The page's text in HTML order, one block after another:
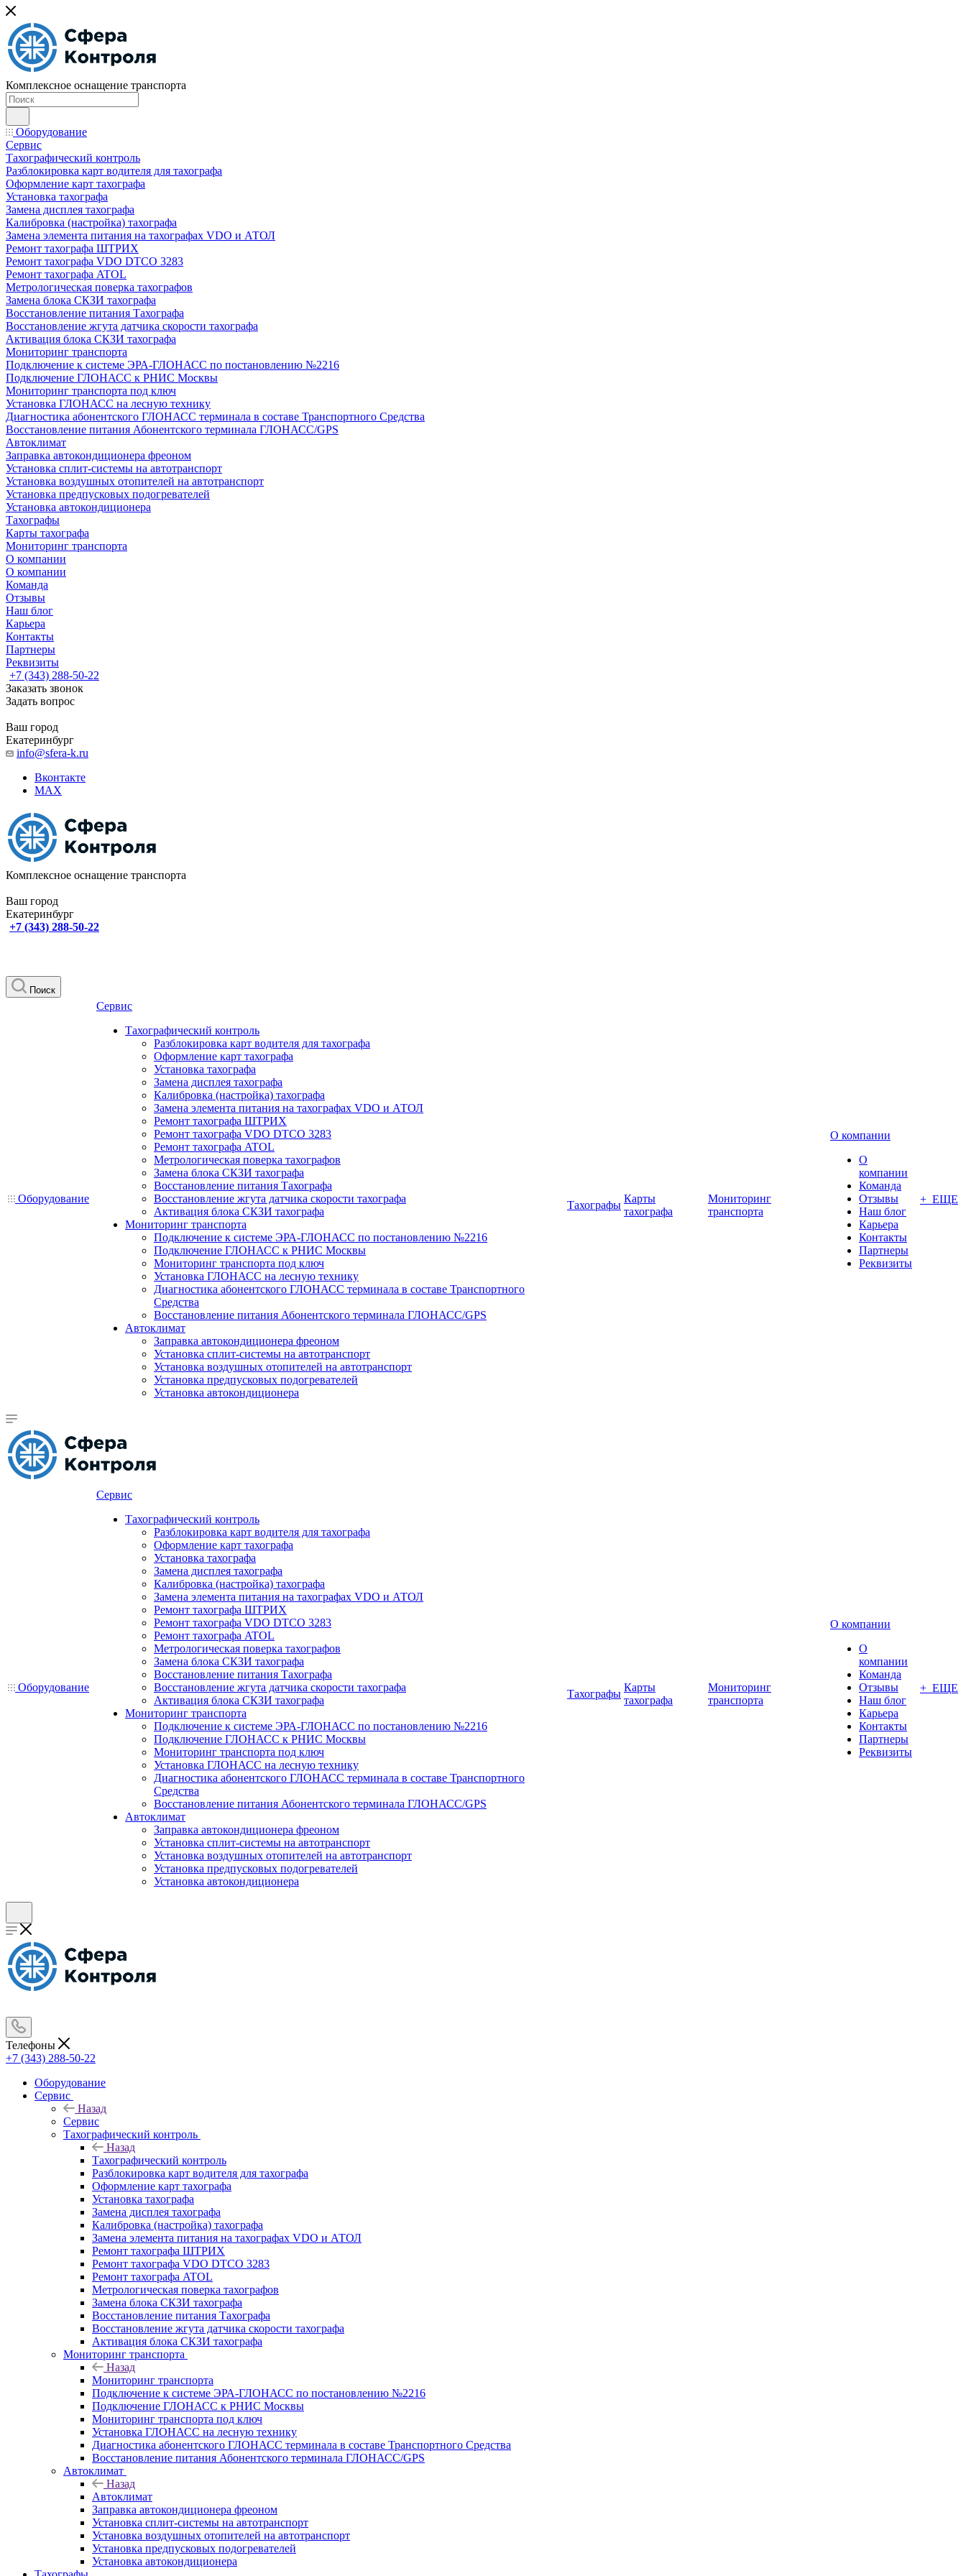
Комплексное оснащение транспорта
Оборудование
Сервис
Тахографический контроль
Разблокировка карт водителя для тахографа
Оформление карт тахографа
Установка тахографа
Замена дисплея тахографа
Калибровка (настройка) тахографа
Замена элемента питания на тахографах VDO и АТОЛ
Ремонт тахографа ШТРИХ
Ремонт тахографа VDO DTCO 3283
Ремонт тахографа ATOL
Метрологическая поверка тахографов
Замена блока СКЗИ тахографа
Восстановление питания Тахографа
Восстановление жгута датчика скорости тахографа
Активация блока СКЗИ тахографа
Мониторинг транспорта
Подключение к системе ЭРА-ГЛОНАСС по постановлению №2216
Подключение ГЛОНАСС к РНИС Москвы
Мониторинг транспорта под ключ
Установка ГЛОНАСС на лесную технику
Диагностика абонентского ГЛОНАСС терминала в составе Транспортного Средства
Восстановление питания Абонентского терминала ГЛОНАСС/GPS
Автоклимат
Заправка автокондиционера фреоном
Установка сплит-системы на автотранспорт
Установка воздушных отопителей на автотранспорт
Установка предпусковых подогревателей
Установка автокондиционера
Тахографы
Карты тахографа
Мониторинг транспорта
О компании
О компании
Команда
Отзывы
Наш блог
Карьера
Контакты
Партнеры
Реквизиты
+7 (343) 288-50-22
Заказать звонок
Задать вопрос
Ваш город
Екатеринбург
info@sfera-k.ru
Вконтакте
MAX
Комплексное оснащение транспорта
Ваш город
Екатеринбург
+7 (343) 288-50-22
Поиск
Оборудование
Сервис
Тахографический контроль
Разблокировка карт водителя для тахографа
Оформление карт тахографа
Установка тахографа
Замена дисплея тахографа
Калибровка (настройка) тахографа
Замена элемента питания на тахографах VDO и АТОЛ
Ремонт тахографа ШТРИХ
Ремонт тахографа VDO DTCO 3283
Ремонт тахографа ATOL
Метрологическая поверка тахографов
Замена блока СКЗИ тахографа
Восстановление питания Тахографа
Восстановление жгута датчика скорости тахографа
Активация блока СКЗИ тахографа
Мониторинг транспорта
Подключение к системе ЭРА-ГЛОНАСС по постановлению №2216
Подключение ГЛОНАСС к РНИС Москвы
Мониторинг транспорта под ключ
Установка ГЛОНАСС на лесную технику
Диагностика абонентского ГЛОНАСС терминала в составе Транспортного
Средства
Восстановление питания Абонентского терминала ГЛОНАСС/GPS
Автоклимат
Заправка автокондиционера фреоном
Установка сплит-системы на автотранспорт
Установка воздушных отопителей на автотранспорт
Установка предпусковых подогревателей
Установка автокондиционера
Тахографы
Карты
тахографа
Мониторинг
транспорта
О компании
О
компании
Команда
Отзывы
Наш блог
Карьера
Контакты
Партнеры
Реквизиты
+ ЕЩЕ
Оборудование
Сервис
Тахографический контроль
Разблокировка карт водителя для тахографа
Оформление карт тахографа
Установка тахографа
Замена дисплея тахографа
Калибровка (настройка) тахографа
Замена элемента питания на тахографах VDO и АТОЛ
Ремонт тахографа ШТРИХ
Ремонт тахографа VDO DTCO 3283
Ремонт тахографа ATOL
Метрологическая поверка тахографов
Замена блока СКЗИ тахографа
Восстановление питания Тахографа
Восстановление жгута датчика скорости тахографа
Активация блока СКЗИ тахографа
Мониторинг транспорта
Подключение к системе ЭРА-ГЛОНАСС по постановлению №2216
Подключение ГЛОНАСС к РНИС Москвы
Мониторинг транспорта под ключ
Установка ГЛОНАСС на лесную технику
Диагностика абонентского ГЛОНАСС терминала в составе Транспортного
Средства
Восстановление питания Абонентского терминала ГЛОНАСС/GPS
Автоклимат
Заправка автокондиционера фреоном
Установка сплит-системы на автотранспорт
Установка воздушных отопителей на автотранспорт
Установка предпусковых подогревателей
Установка автокондиционера
Тахографы
Карты
тахографа
Мониторинг
транспорта
О компании
О
компании
Команда
Отзывы
Наш блог
Карьера
Контакты
Партнеры
Реквизиты
+ ЕЩЕ
Телефоны
+7 (343) 288-50-22
Оборудование
Сервис
Назад
Сервис
Тахографический контроль
Назад
Тахографический контроль
Разблокировка карт водителя для тахографа
Оформление карт тахографа
Установка тахографа
Замена дисплея тахографа
Калибровка (настройка) тахографа
Замена элемента питания на тахографах VDO и АТОЛ
Ремонт тахографа ШТРИХ
Ремонт тахографа VDO DTCO 3283
Ремонт тахографа ATOL
Метрологическая поверка тахографов
Замена блока СКЗИ тахографа
Восстановление питания Тахографа
Восстановление жгута датчика скорости тахографа
Активация блока СКЗИ тахографа
Мониторинг транспорта
Назад
Мониторинг транспорта
Подключение к системе ЭРА-ГЛОНАСС по постановлению №2216
Подключение ГЛОНАСС к РНИС Москвы
Мониторинг транспорта под ключ
Установка ГЛОНАСС на лесную технику
Диагностика абонентского ГЛОНАСС терминала в составе Транспортного Средства
Восстановление питания Абонентского терминала ГЛОНАСС/GPS
Автоклимат
Назад
Автоклимат
Заправка автокондиционера фреоном
Установка сплит-системы на автотранспорт
Установка воздушных отопителей на автотранспорт
Установка предпусковых подогревателей
Установка автокондиционера